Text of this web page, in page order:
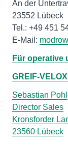
An der
23552 Lübeck
Tel.: +49 451
E-Mail:
Für operative
GREIF-
Sebastian Pohl
Director Sales
Kronsforder
23560 Lübeck